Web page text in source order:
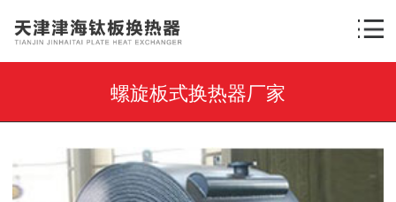
螺旋板式换热器厂家